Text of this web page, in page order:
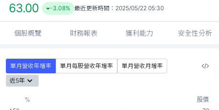
63.00 -3.08% 最近更新時間： 2025/05/22 05:30
個股概覽 財務報表 獲利能力 安全性分析
單月營收年增率 單月每股營收年增率
單月營收月增率
近5年